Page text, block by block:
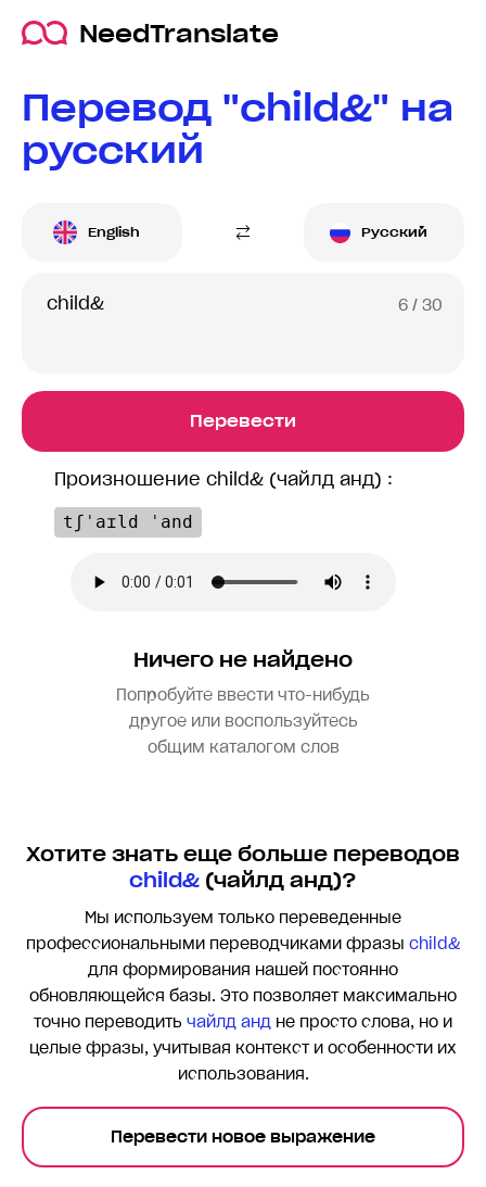
NeedTranslate
Перевод "child&" на
русский
English Русский
6 / 30
Перевести
Произношение child& (чайлд анд) :
tʃˈaɪld ˈand
Ничего не найдено
Попробуйте ввести что-нибудь
другое или воспользуйтесь
общим каталогом слов
Хотите знать еще больше переводов
child& (чайлд анд)?
Мы используем только переведенные
профессиональными переводчиками фразы child&
для формирования нашей постоянно
обновляющейся базы. Это позволяет максимально
точно переводить чайлд анд не просто слова, но и
целые фразы, учитывая контекст и особенности их
использования.
Перевести новое выражение